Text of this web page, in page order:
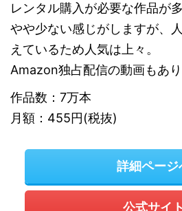
レンタル購入が必要な作品が
やや少ない感じがしますが、
えているため人気は上々。
Amazon独占配信の動画もあり
作品数：7万本
月額：455円(税抜)
詳細ページ
公式サイト